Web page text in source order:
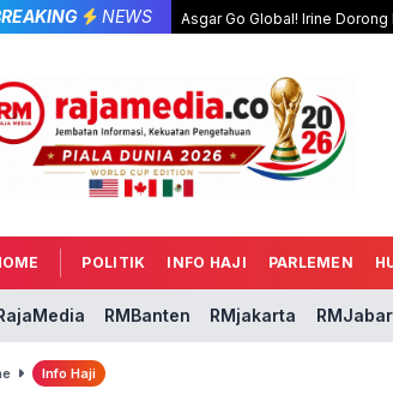
NEWS Asgar Go Global! Irine
POLITIK INFO HAJI PARLEMEN
RMBanten RMjakarta RMJabar
Info Haji